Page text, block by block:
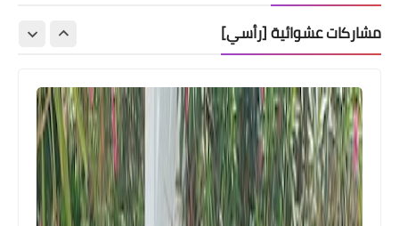
مشاركات عشوائية [رأسي]